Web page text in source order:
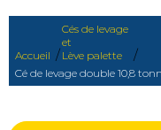
Accueil /
Cés de levage
et
Lève palette
/
Cé de levage double 10,8